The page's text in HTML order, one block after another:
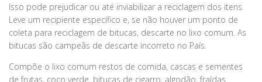
Isso pode prejudicar ou até inviabilizar a reciclagem dos itens.
Leve um recipiente específico e, se não houver um ponto de
coleta para reciclagem de bitucas, descarte no lixo comum. As
bitucas são campeãs de descarte incorreto no País.
Compõe o lixo comum restos de comida, cascas e sementes
de frutas, coco verde, bitucas de cigarro, algodão, fraldas